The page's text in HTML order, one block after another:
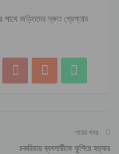
সাথে জড়িতদের দ্রুত গ্রেপ্তার
পরের খবর
চকরিয়ায় ব্যবসায়ীকে কুপিয়ে হত্যার